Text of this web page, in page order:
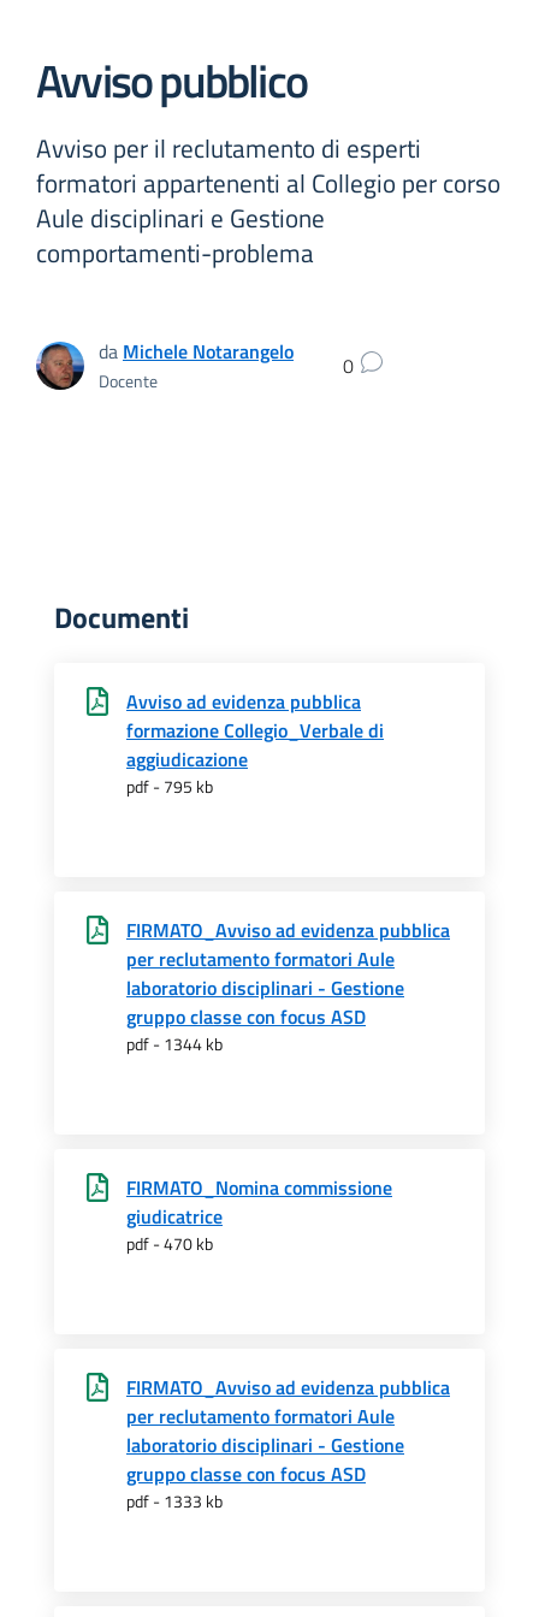
Avviso pubblico
Avviso per il reclutamento di esperti
formatori appartenenti al Collegio per corso
Aule disciplinari e Gestione
comportamenti-problema
da Michele Notarangelo
Docente 0
Documenti
Avviso ad evidenza pubblica
formazione Collegio_Verbale di
aggiudicazione
pdf - 795 kb
FIRMATO_Avviso ad evidenza pubblica
per reclutamento formatori Aule
laboratorio disciplinari - Gestione
gruppo classe con focus ASD
pdf - 1344 kb
FIRMATO_Nomina commissione
giudicatrice
pdf - 470 kb
FIRMATO_Avviso ad evidenza pubblica
per reclutamento formatori Aule
laboratorio disciplinari - Gestione
gruppo classe con focus ASD
pdf - 1333 kb